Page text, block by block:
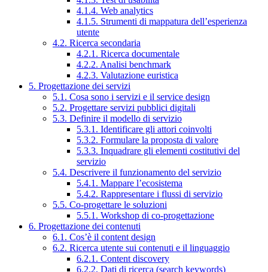
4.1.4. Web analytics
4.1.5. Strumenti di mappatura dell’esperienza
utente
4.2. Ricerca secondaria
4.2.1. Ricerca documentale
4.2.2. Analisi benchmark
4.2.3. Valutazione euristica
5. Progettazione dei servizi
5.1. Cosa sono i servizi e il service design
5.2. Progettare servizi pubblici digitali
5.3. Definire il modello di servizio
5.3.1. Identificare gli attori coinvolti
5.3.2. Formulare la proposta di valore
5.3.3. Inquadrare gli elementi costitutivi del
servizio
5.4. Descrivere il funzionamento del servizio
5.4.1. Mappare l’ecosistema
5.4.2. Rappresentare i flussi di servizio
5.5. Co-progettare le soluzioni
5.5.1. Workshop di co-progettazione
6. Progettazione dei contenuti
6.1. Cos’è il content design
6.2. Ricerca utente sui contenuti e il linguaggio
6.2.1. Content discovery
6.2.2. Dati di ricerca (search keywords)